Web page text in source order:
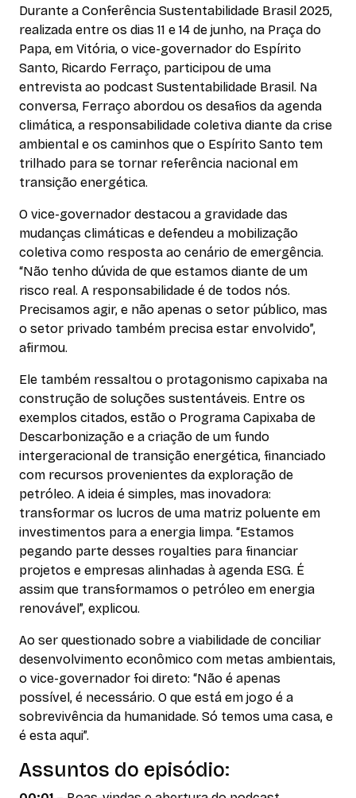
Durante a Conferência Sustentabilidade Brasil 2025,
realizada entre os dias 11 e 14 de junho, na Praça do
Papa, em Vitória, o vice-governador do Espírito
Santo, Ricardo Ferraço, participou de uma
entrevista ao podcast Sustentabilidade Brasil. Na
conversa, Ferraço abordou os desafios da agenda
climática, a responsabilidade coletiva diante da crise
ambiental e os caminhos que o Espírito Santo tem
trilhado para se tornar referência nacional em
transição energética.
O vice-governador destacou a gravidade das
mudanças climáticas e defendeu a mobilização
coletiva como resposta ao cenário de emergência.
“Não tenho dúvida de que estamos diante de um
risco real. A responsabilidade é de todos nós.
Precisamos agir, e não apenas o setor público, mas
o setor privado também precisa estar envolvido”,
afirmou.
Ele também ressaltou o protagonismo capixaba na
construção de soluções sustentáveis. Entre os
exemplos citados, estão o Programa Capixaba de
Descarbonização e a criação de um fundo
intergeracional de transição energética, financiado
com recursos provenientes da exploração de
petróleo. A ideia é simples, mas inovadora:
transformar os lucros de uma matriz poluente em
investimentos para a energia limpa. “Estamos
pegando parte desses royalties para financiar
projetos e empresas alinhadas à agenda ESG. É
assim que transformamos o petróleo em energia
renovável”, explicou.
Ao ser questionado sobre a viabilidade de conciliar
desenvolvimento econômico com metas ambientais,
o vice-governador foi direto: “Não é apenas
possível, é necessário. O que está em jogo é a
sobrevivência da humanidade. Só temos uma casa, e
é esta aqui”.
Assuntos do episódio: